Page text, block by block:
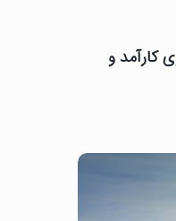
کارآمد و